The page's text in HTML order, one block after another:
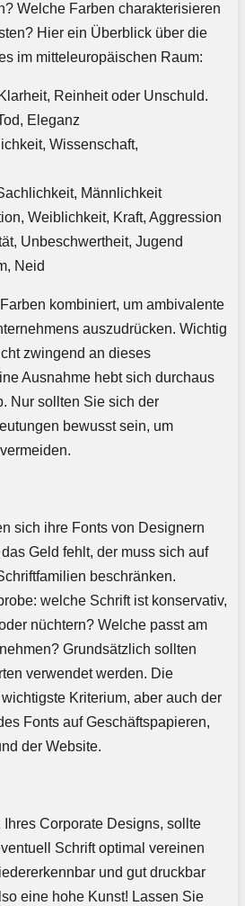
Welche Farben charakterisieren
Hier ein Überblick über die
im mitteleuropäischen Raum:
Reinheit oder Unschuld.
Eleganz
Wissenschaft,
Männlichkeit
Weiblichkeit, Kraft, Aggression
Unbeschwertheit, Jugend
Neid
kombiniert, um ambivalente
auszudrücken. Wichtig
zwingend an dieses
Ausnahme hebt sich durchaus
Nur sollten Sie sich der
bewusst sein, um
sich ihre Fonts von Designern
Geld fehlt, der muss sich auf
beschränken.
welche Schrift ist konservativ,
nüchtern? Welche passt am
Grundsätzlich sollten
verwendet werden. Die
Kriterium, aber auch der
Fonts auf Geschäftspapieren,
der Website.
Corporate Designs, sollte
Schrift optimal vereinen
und gut druckbar
eine hohe Kunst! Lassen Sie